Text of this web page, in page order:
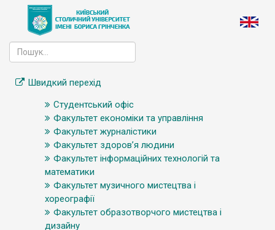
Швидкий перехід
Студентський офіс
Факультет економіки та управління
Факультет журналістики
Факультет здоров’я людини
Факультет інформаційних технологій та
математики
Факультет музичного мистецтва і
хореографії
Факультет образотворчого мистецтва і
дизайну